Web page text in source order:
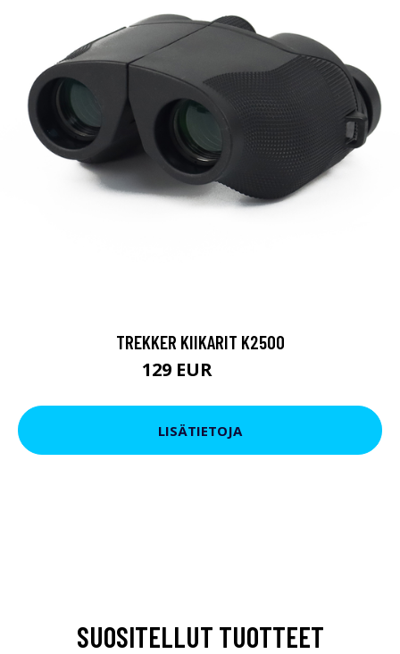
TREKKER KIIKARIT K2500
129 EUR
LISÄTIETOJA
SUOSITELLUT TUOTTEET